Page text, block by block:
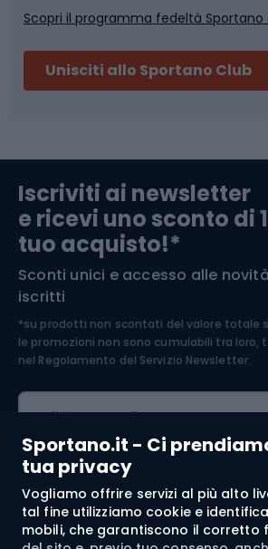
Sportano.it - Ci
tua privacy
Vogliamo offrire servizi al più alto
tal fine utilizziamo cookie e
mobili, che garantiscono il corretto
Abbigliamento da
Componenti per biciclette
Arrampicata
Medicina dello sport
Abbigliamento ciclistico
Scopri il programma fedeltà Sportano
Unisciti allo Sportano Club
Iscriviti ai newsletter
e ricevi uno sconto di
tuo acquisto!*
Sconti unici e accesso alle
iscritti
*su prodotti non scontati del valore totale
le promozioni non sono cumulabili tra loro,
nel Regolamento del Servizio Newsletter.
Indirizzo e-mail
Acquisti
Servizio clienti